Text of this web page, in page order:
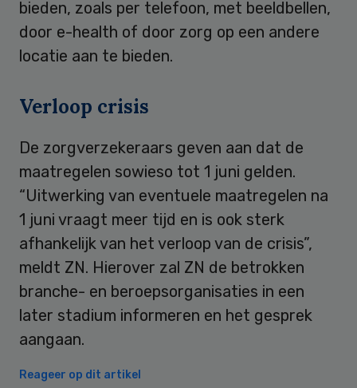
bieden, zoals per telefoon, met beeldbellen,
door e-health of door zorg op een andere
locatie aan te bieden.
Verloop crisis
De zorgverzekeraars geven aan dat de
maatregelen sowieso tot 1 juni gelden.
“Uitwerking van eventuele maatregelen na
1 juni vraagt meer tijd en is ook sterk
afhankelijk van het verloop van de crisis”,
meldt ZN. Hierover zal ZN de betrokken
branche- en beroepsorganisaties in een
later stadium informeren en het gesprek
aangaan.
Reageer op dit artikel